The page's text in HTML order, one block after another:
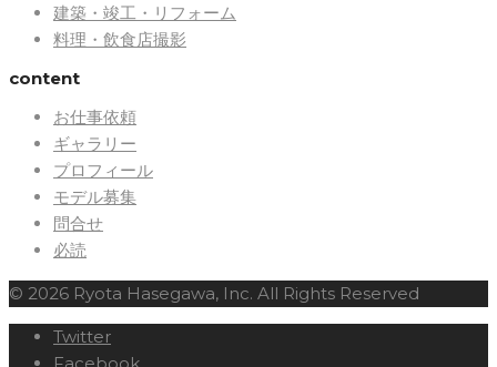
建築・竣工・リフォーム
料理・飲食店撮影
content
お仕事依頼
ギャラリー
プロフィール
モデル募集
問合せ
必読
© 2026 Ryota Hasegawa, Inc. All Rights Reserved
Twitter
Facebook